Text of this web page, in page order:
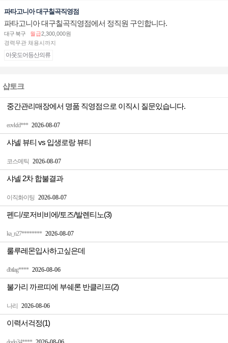
파타고니아 대구칠곡직영점
파타고니아 대구칠곡직영점에서 정직원 구인합니다.
대구 북구 월급2,300,000원
경력무관 채용시까지
아웃도어등산의류
샵토크
eovkfd*** 2026-08-07
중간관리매장에서 명품 직영점으로 이직시 질문있습니다.
코스메틱 2026-08-07
샤넬 뷰티 vs 입생로랑 뷰티
이직화이팅 2026-08-07
샤넬 2차 합불결과
ka_n27******** 2026-08-07
펜디/로저비비에/토즈/발렌티노(3)
dbtlag**** 2026-08-06
룰루레몬입사하고싶은데
나리 2026-08-06
불가리 까르띠에 부쉐론 반클리프(2)
이력서걱정(1)